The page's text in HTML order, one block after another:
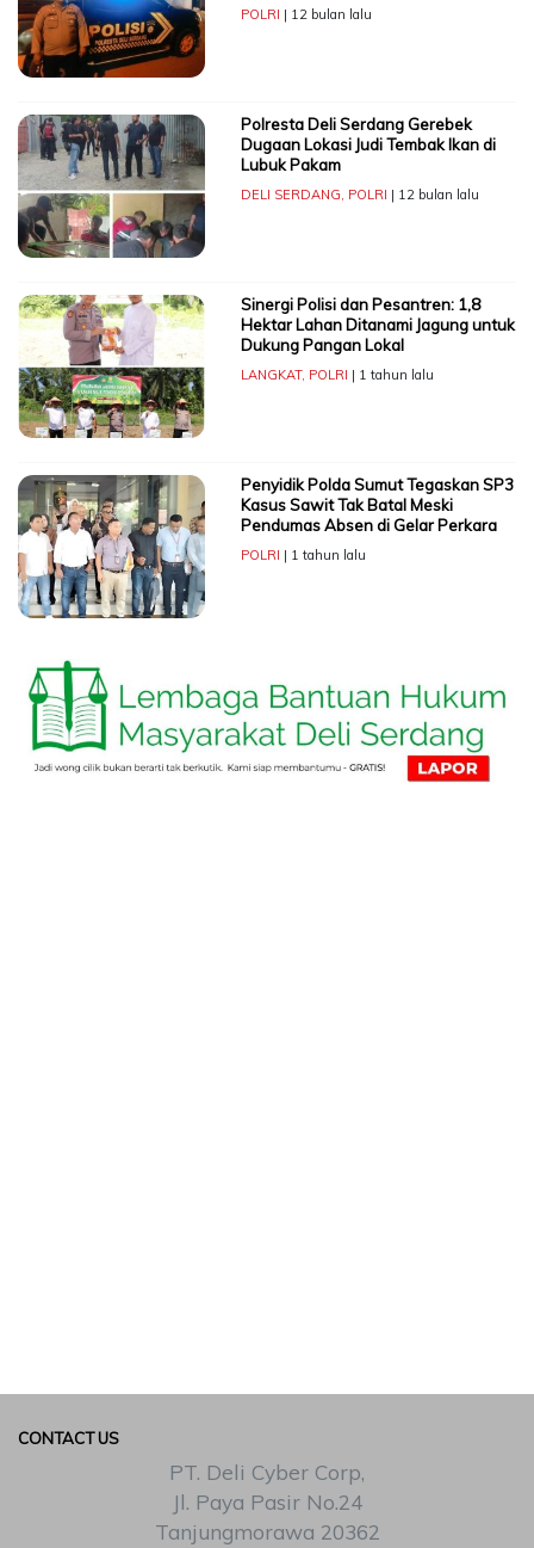
POLRI | 12 bulan lalu
Polresta Deli Serdang Gerebek
Dugaan Lokasi Judi Tembak Ikan di
Lubuk Pakam
DELI SERDANG POLRI | 12 bulan lalu
Sinergi Polisi dan Pesantren: 1,8
Hektar Lahan Ditanami Jagung untuk
Dukung Pangan Lokal
LANGKAT, POLRI | 1 tahun lalu
Penyidik Polda Sumut Tegaskan SP3
Kasus Sawit Tak Batal Meski
Pendumas Absen di Gelar Perkara
POLRI | 1 tahun lalu
CONTACT US
PT. Deli Cyber Corp,
Jl. Paya Pasir No.24
Tanjungmorawa 20362